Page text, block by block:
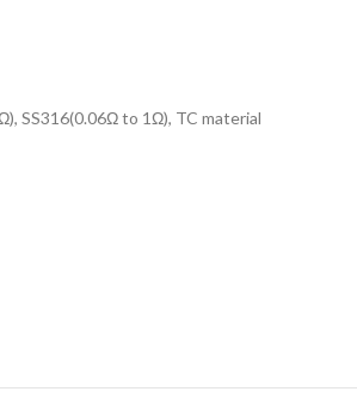
SS316(0.06Ω to 1Ω), TC material